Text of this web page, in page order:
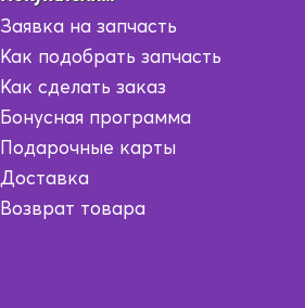
Заявка на запчасть
Как подобрать запчасть
Как сделать заказ
Бонусная программа
Подарочные карты
Доставка
Возврат товара